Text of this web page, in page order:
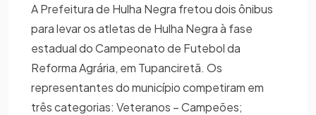
A Prefeitura de Hulha Negra fretou dois ônibus
para levar os atletas de Hulha Negra à fase
estadual do Campeonato de Futebol da
Reforma Agrária, em Tupanciretã. Os
representantes do município competiram em
três categorias: Veteranos – Campeões;